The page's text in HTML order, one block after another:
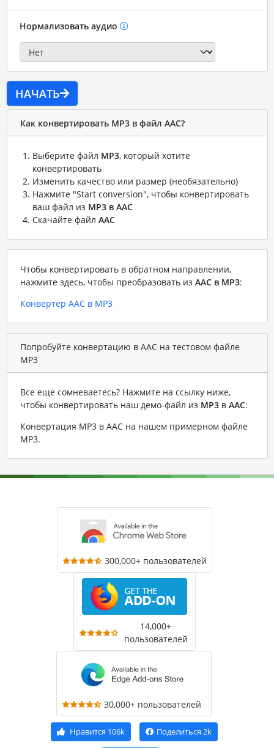
Нормализовать аудио
НАЧАТЬ
Как конвертировать MP3 в файл AAC?
Выберите файл MP3, который хотите
конвертировать
Изменить качество или размер (необязательно)
Нажмите "Start conversion", чтобы конвертировать
ваш файл из MP3 в AAC
Скачайте файл AAC
Чтобы конвертировать в обратном направлении,
нажмите здесь, чтобы преобразовать из AAC в MP3:
Конвертер AAC в MP3
Попробуйте конвертацию в AAC на тестовом файле
MP3
Все еще сомневаетесь? Нажмите на ссылку ниже,
чтобы конвертировать наш демо-файл из MP3в AAC:
Конвертация MP3 в AAC на нашем примерном файле
MP3.
300,000+ пользователей
14,000+
пользователей
30,000+ пользователей
Нравится 106k Поделиться 2k